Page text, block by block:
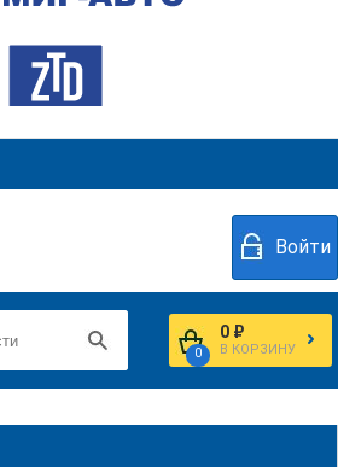
Войти
0
0 ₽
В КОРЗИНУ